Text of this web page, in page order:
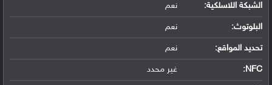
الشبكة اللاسلكية: نعم
البلوتوث: نعم
تحديد المواقع: نعم
NFC
: غير محدد